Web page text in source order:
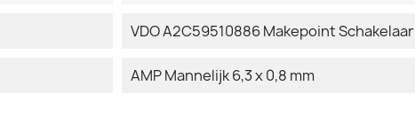
VDO A2C59510886 Makepoint Schakelaar
AMP Mannelijk 6,3 x 0,8 mm